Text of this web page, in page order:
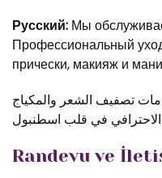
Русский: Мы
Профессиональный
прически, макияж и
تصفيف الشعر والمكياج
الاحترافي في قلب اسطنبول.
Randevu ve